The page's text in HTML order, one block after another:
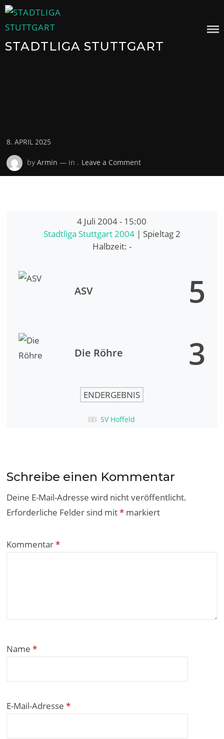
Skip
to
STADTLIGA STUTTGART
Posted
on
8. APRIL 2025
byArmin — in . Leave a Commenton
4 Juli 2004- 15:00
Stadtliga Stuttgart 2004 | Spieltag 2
Halbzeit: -
ASV 5
Die Röhre 3
ENDERGEBNIS
SV Hoffeld
Schreibe einen Kommentar
Deine E-Mail-Adresse wird nicht veröffentlicht.
Erforderliche Felder sind mit* markiert
Kommentar*
Name*
E-Mail-Adresse*